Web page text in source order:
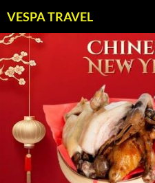
to
content
VESPA TRAVEL